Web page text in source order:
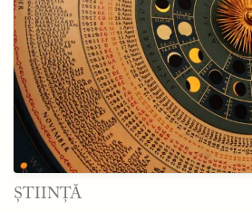
ȘTIINȚĂ